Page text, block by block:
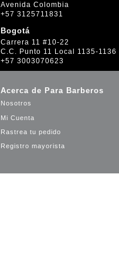
Avenida Colombia
+57 3125711831
Bogotá
Carrera 11 #10-22
C.C. Punto 11 Local 1135-1136
+57 3003070623
Acerca de Para Barberos
Nosotros
Mi Cuenta
Rastrea tu pedido
Registro mayorista